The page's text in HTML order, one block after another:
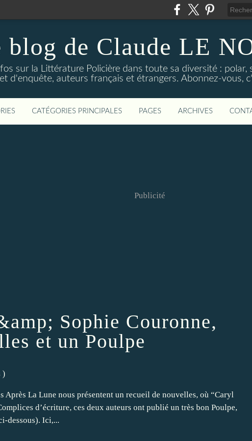
blog de Claude LE
sur la Littérature Policière dans toute sa diversité : polar,
et d'enquête, auteurs français et étrangers. Abonnez-vous,
CATÉGORIES PRINCIPALES PAGES ARCHIVES
Publicité
Sophie Couronne,
et un Poulpe
)
Après La Lune nous présentent un recueil de nouvelles, où “Caryl
d’écriture, ces deux auteurs ont publié un très bon Poulpe,
dessous). Ici,...